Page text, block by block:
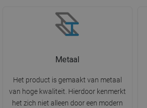
Metaal
Het product is gemaakt van metaal
van hoge kwaliteit. Hierdoor kenmerkt
het zich niet alleen door een modern